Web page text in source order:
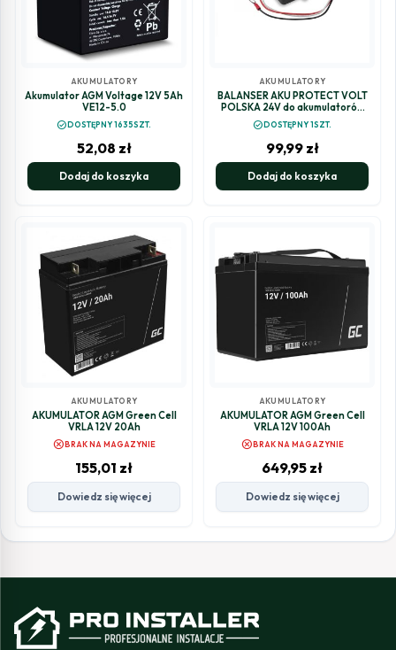
AKUMULATORY
Akumulator AGM Voltage 12V 5Ah
VE12-5.0
check_circleDOSTĘPNY 1635SZT.
52,08 zł
Dodaj do koszyka
AKUMULATORY
BALANSER AKU PROTECT VOLT
POLSKA 24V do akumulatorów
24V
check_circleDOSTĘPNY 1SZT.
99,99 zł
Dodaj do koszyka
AKUMULATORY
AKUMULATOR AGM Green Cell
VRLA 12V 20Ah
cancelBRAK NA MAGAZYNIE
155,01 zł
Dowiedz się więcej
AKUMULATORY
AKUMULATOR AGM Green Cell
VRLA 12V 100Ah
cancelBRAK NA MAGAZYNIE
649,95 zł
Dowiedz się więcej